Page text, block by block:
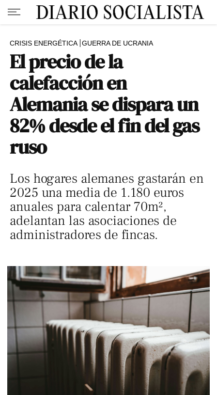
CRISIS ENERGÉTICA GUERRA DE UCRANIA
El precio de la
calefacción en
Alemania se dispara un
82% desde el fin del gas
ruso
Los hogares alemanes gastarán en
2025 una media de 1.180 euros
anuales para calentar 70m²,
adelantan las asociaciones de
administradores de fincas.